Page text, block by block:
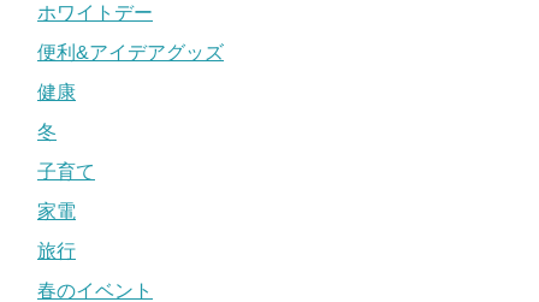
ホワイトデー
便利&アイデアグッズ
健康
冬
子育て
家電
旅行
春のイベント